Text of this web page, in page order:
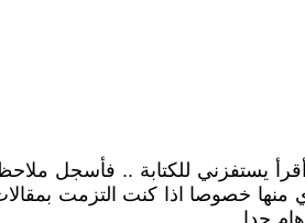
أقرأ يستفزني للكتابة .. فأسجل
منها خصوصا اذا كنت التزمت